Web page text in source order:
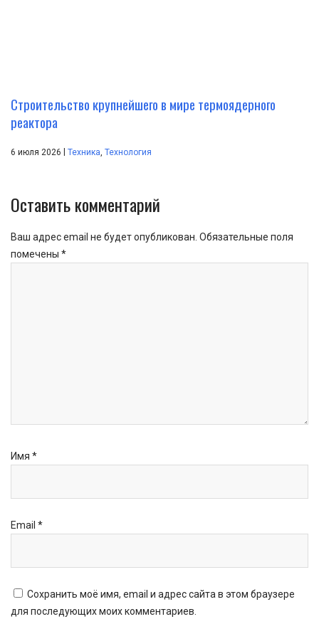
Строительство крупнейшего в мире термоядерного
реактора
6 июля 2026 Техника, Технология
Оставить комментарий
Ваш адрес email не будет опубликован. Обязательные поля
помечены *
Имя *
Email *
Сохранить моё имя, email и адрес сайта в этом браузере
для последующих моих комментариев.